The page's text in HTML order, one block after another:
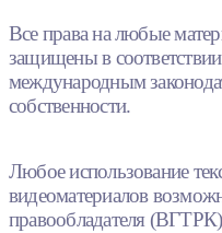
Все права на любые
защищены в
международным
собственности.
Любое использование
видеоматериалов
правообладателя